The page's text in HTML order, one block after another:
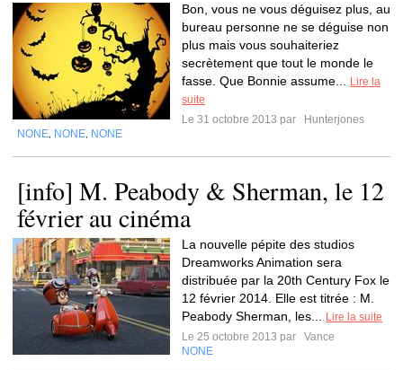
Bon, vous ne vous déguisez plus, au
bureau personne ne se déguise non
plus mais vous souhaiteriez
secrètement que tout le monde le
fasse. Que Bonnie assume...
Lire la
suite
Le 31 octobre 2013 par
Hunterjones
NONE NONE NONE
[info] M. Peabody & Sherman, le 12
février au cinéma
La nouvelle pépite des studios
Dreamworks Animation sera
distribuée par la 20th Century Fox le
12 février 2014. Elle est titrée : M.
Peabody Sherman, les...
Lire la suite
Le 25 octobre 2013 par
Vance
NONE